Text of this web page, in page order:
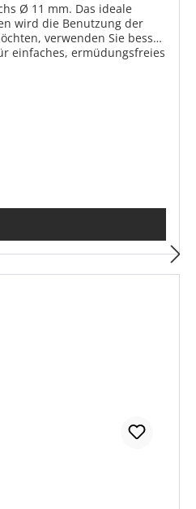
Ø 11 mm. Das ideale
wird die Benutzung der
verwenden Sie besser